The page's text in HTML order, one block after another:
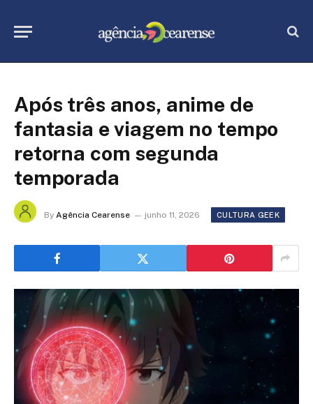
Após três anos, anime de
fantasia e viagem no tempo
retorna com segunda
temporada
By Agência Cearense junho 11, 2026 CULTURA GEEK